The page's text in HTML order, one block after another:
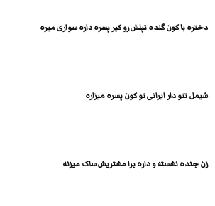
دختره با کون گنده تپلش رو کیر پسره داره سواری میره
شیمل تتو دار ایرانی تو کون پسره میزاره
زن جنده نشسته و داره برا مشتریش ساک میزنه